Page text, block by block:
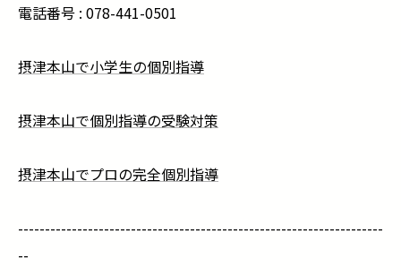
電話番号 : 078-441-0501
摂津本山で小学生の個別指導
摂津本山で個別指導の受験対策
摂津本山でプロの完全個別指導
--------------------------------------------------------------------
--